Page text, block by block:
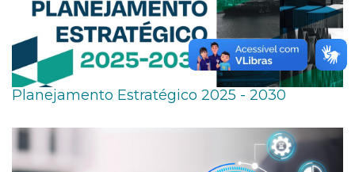
Planejamento Estratégico 2025 - 2030